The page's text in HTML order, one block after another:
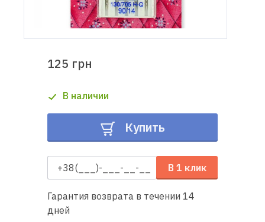
Доставка
и оплата
Гарантия
швейной
техники
Полезные
советы
125 грн
В наличии
Купить
В 1 клик
Гарантия возврата в течении 14
дней